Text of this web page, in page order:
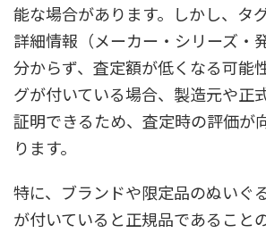
能な場合があります。しかし、タ
詳細情報（メーカー・シリーズ・
分からず、査定額が低くなる可能
グが付いている場合、製造元や正
証明できるため、査定時の評価が
ります。
特に、ブランドや限定品のぬいぐ
が付いていると正規品であること